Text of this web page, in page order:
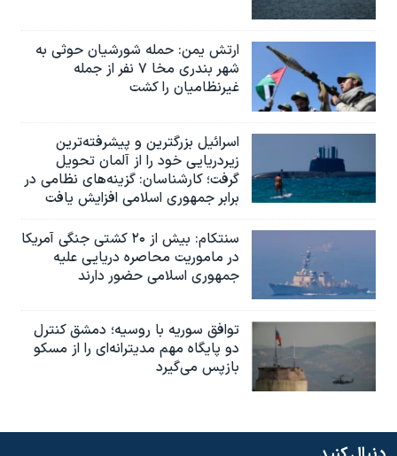
ارتش یمن: حمله شورشیان حوثی به
شهر بندری مخا ۷ نفر از جمله
غیرنظامیان را کشت
اسرائيل بزرگترین و پیشرفته‌ترین
زیردریایی خود را از آلمان تحویل
گرفت؛ کارشناسان: گزینه‌های نظامی در
برابر جمهوری اسلامی افزایش یافت
سنتکام: بیش از ۲۰ کشتی جنگی آمریکا
در ماموریت محاصره دریایی علیه
جمهوری اسلامی حضور دارند
توافق سوریه با روسیه؛ دمشق کنترل
دو پایگاه مهم مدیترانه‌ای را از مسکو
بازپس می‌گیرد